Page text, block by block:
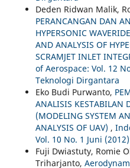
Deden Ridwan Malik,
PERANCANGAN DAN
HYPERSONIC
AND ANALYSIS OF
SCRAMJET INLET
of Aerospace: Vol. 12
Teknologi Dirgantara
Eko Budi Purwanto,
ANALISIS KESTABILAN
(MODELING SYSTEM
ANALYSIS OF UAV) ,
Vol. 10 No. 1 Juni
Fuji Dwiastuty, Romie
Triharjanto,